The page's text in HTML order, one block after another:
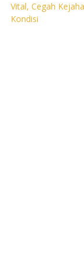
Vital, Cegah
Kondisi